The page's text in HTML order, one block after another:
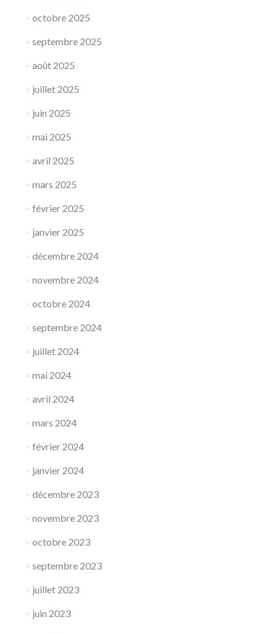
octobre 2025
septembre 2025
août 2025
juillet 2025
juin 2025
mai 2025
avril 2025
mars 2025
février 2025
janvier 2025
décembre 2024
novembre 2024
octobre 2024
septembre 2024
juillet 2024
mai 2024
avril 2024
mars 2024
février 2024
janvier 2024
décembre 2023
novembre 2023
octobre 2023
septembre 2023
juillet 2023
juin 2023